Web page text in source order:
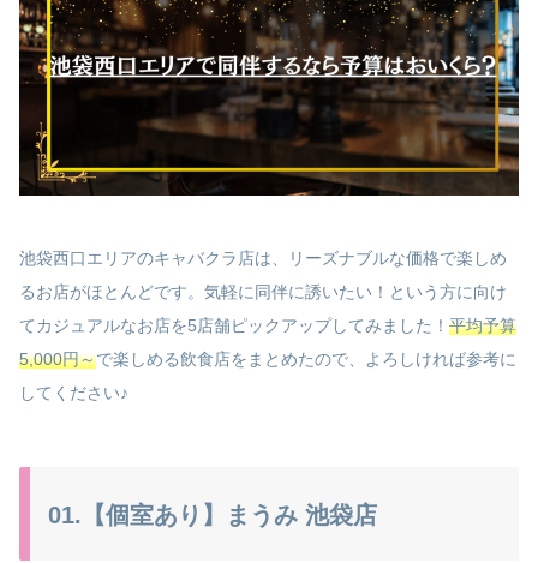
池袋西口エリアのキャバクラ店は、リーズナブルな価格で楽しめ
るお店がほとんどです。気軽に同伴に誘いたい！という方に向け
てカジュアルなお店を5店舗ピックアップしてみました！ 平均予算
5,000円～で楽しめる飲食店をまとめたので、よろしければ参考に
してください♪
01.【個室あり】まうみ 池袋店